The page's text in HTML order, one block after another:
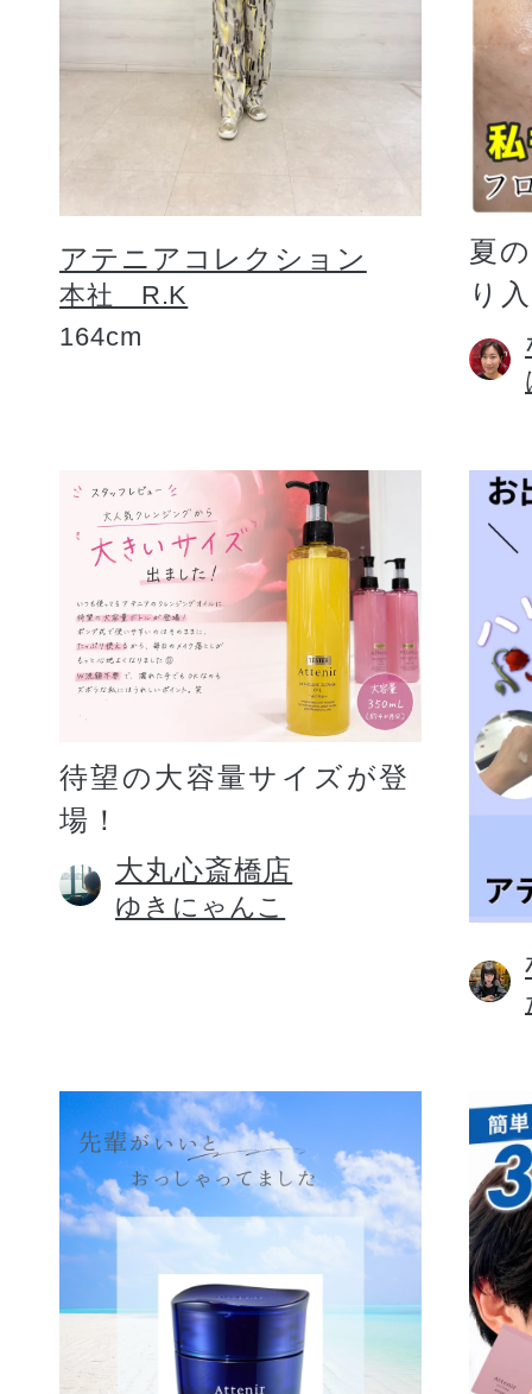
アテニアコレクション
本社 R.K
164cm
夏
り
待望の大容量サイズが登
場！
大丸心斎橋店
ゆきにゃんこ